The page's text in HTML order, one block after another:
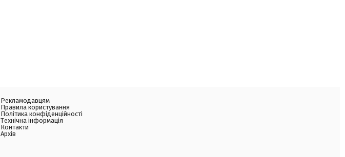
Рекламодавцям
Правила користування
Політика конфіденційності
Технічна інформація
Контакти
Архів